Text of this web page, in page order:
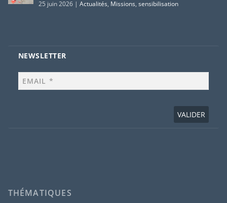
25 juin 2026| Actualités, Missions, sensibilisation
NEWSLETTER
THÉMATIQUES